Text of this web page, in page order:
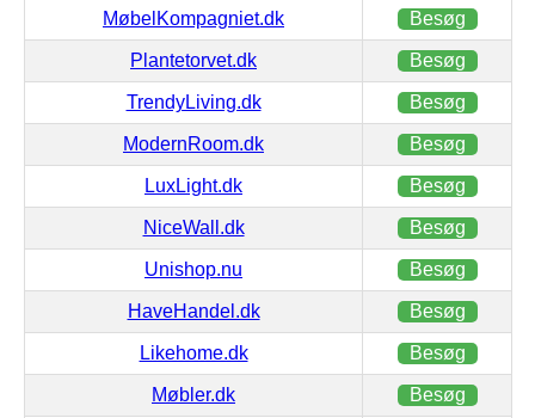
MøbelKompagniet.dk Besøg
Plantetorvet.dk Besøg
TrendyLiving.dk Besøg
ModernRoom.dk Besøg
LuxLight.dk Besøg
NiceWall.dk Besøg
Unishop.nu Besøg
HaveHandel.dk Besøg
Likehome.dk Besøg
Møbler.dk Besøg